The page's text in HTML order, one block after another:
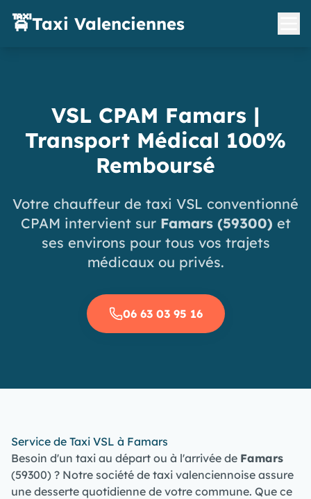
🚖Taxi Valenciennes
VSL CPAM Famars |
Transport Médical 100%
Remboursé
Votre chauffeur de taxi VSL conventionné
CPAM intervient sur Famars (59300) et
ses environs pour tous vos trajets
médicaux ou privés.
06 63 03 95 16
Service de Taxi VSL à Famars
Besoin d'un taxi au départ ou à l'arrivée de Famars
(59300) ? Notre société de taxi valenciennoise assure
une desserte quotidienne de votre commune. Que ce